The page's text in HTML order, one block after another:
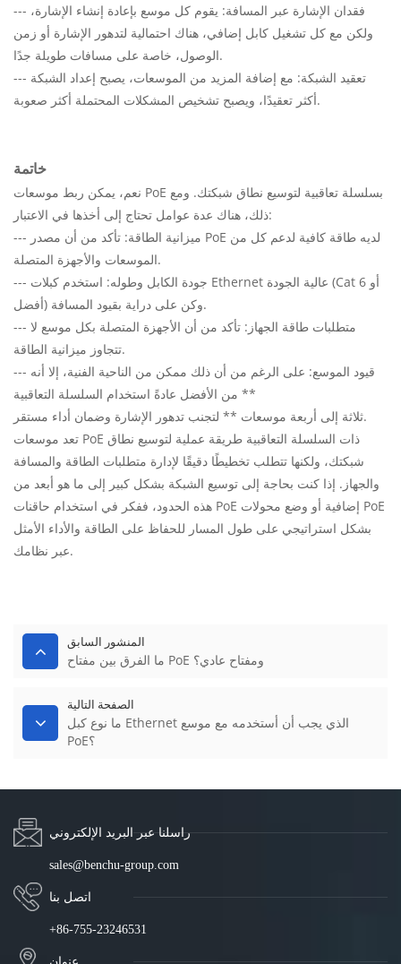
--- فقدان الإشارة عبر المسافة: يقوم كل موسع بإعادة إنشاء الإشارة،
ولكن مع كل تشغيل كابل إضافي، هناك احتمالية لتدهور الإشارة أو زمن
الوصول، خاصة على مسافات طويلة جدًا.
--- تعقيد الشبكة: مع إضافة المزيد من الموسعات، يصبح إعداد الشبكة
أكثر تعقيدًا، ويصبح تشخيص المشكلات المحتملة أكثر صعوبة.
خاتمة
نعم، يمكن ربط موسعات PoE بسلسلة تعاقبية لتوسيع نطاق شبكتك. ومع
ذلك، هناك عدة عوامل تحتاج إلى أخذها في الاعتبار:
--- ميزانية الطاقة: تأكد من أن مصدر PoE لديه طاقة كافية لدعم كل من
الموسعات والأجهزة المتصلة.
--- جودة الكابل وطوله: استخدم كبلات Ethernet عالية الجودة (Cat 6 أو
أفضل) وكن على دراية بقيود المسافة.
--- متطلبات طاقة الجهاز: تأكد من أن الأجهزة المتصلة بكل موسع لا
تتجاوز ميزانية الطاقة.
--- قيود الموسع: على الرغم من أن ذلك ممكن من الناحية الفنية، إلا أنه
من الأفضل عادةً استخدام السلسلة التعاقبية **
ثلاثة إلى أربعة موسعات ** لتجنب تدهور الإشارة وضمان أداء مستقر.
تعد موسعات PoE ذات السلسلة التعاقبية طريقة عملية لتوسيع نطاق
شبكتك، ولكنها تتطلب تخطيطًا دقيقًا لإدارة متطلبات الطاقة والمسافة
والجهاز. إذا كنت بحاجة إلى توسيع الشبكة بشكل كبير إلى ما هو أبعد من
هذه الحدود، ففكر في استخدام حاقنات PoE إضافية أو وضع محولات PoE
بشكل استراتيجي على طول المسار للحفاظ على الطاقة والأداء الأمثل
عبر نظامك.
المنشور السابق
ما الفرق بين مفتاح PoE ومفتاح عادي؟
الصفحة التالية
ما نوع كبل Ethernet الذي يجب أن أستخدمه مع موسع
PoE؟
راسلنا عبر البريد الإلكتروني
sales@benchu-group.com
اتصل بنا
+86-755-23246531
عنوان